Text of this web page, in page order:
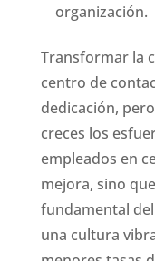
organización.
Transformar la
centro de
dedicación,
creces los
empleados en
mejora, sino
fundamental
una cultura